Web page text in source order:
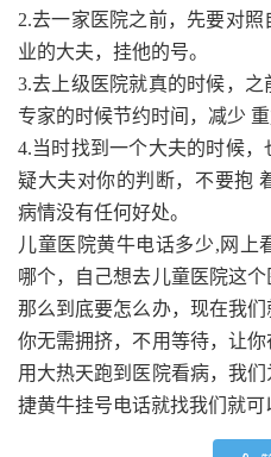
2.去一家医院之前，先要对
业的大夫，挂他的号。
3.去上级医院就真的时候，
专家的时候节约时间，减少 重
4.当时找到一个大夫的时候
疑大夫对你的判断，不要抱
病情没有任何好处。
儿童医院黄牛电话多少,网上
哪个，自己想去儿童医院这
那么到底要怎么办，现在我
你无需拥挤，不用等待，让
用大热天跑到医院看病，我
捷黄牛挂号电话就找我们就可